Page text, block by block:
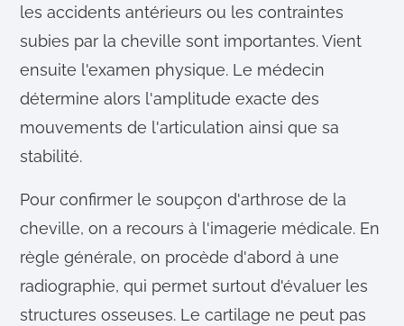
les accidents antérieurs ou les contraintes
subies par la cheville sont importantes. Vient
ensuite l'examen physique. Le médecin
détermine alors l'amplitude exacte des
mouvements de l'articulation ainsi que sa
stabilité.
Pour confirmer le soupçon d'arthrose de la
cheville, on a recours à l'imagerie médicale. En
règle générale, on procède d'abord à une
radiographie, qui permet surtout d'évaluer les
structures osseuses. Le cartilage ne peut pas